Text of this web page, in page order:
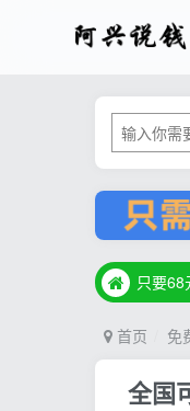
只要68
只要68
只要68
首页 免
全国